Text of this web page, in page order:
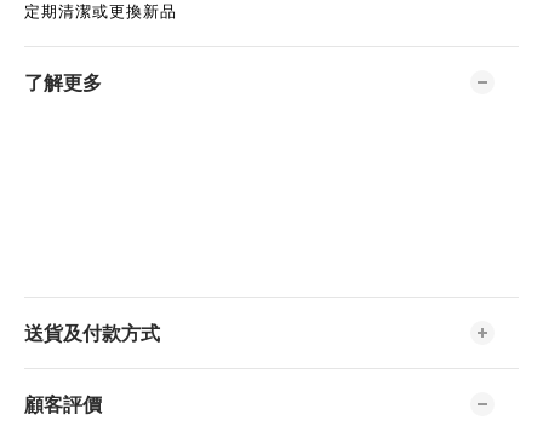
定期清潔或更換新品
了解更多
送貨及付款方式
顧客評價